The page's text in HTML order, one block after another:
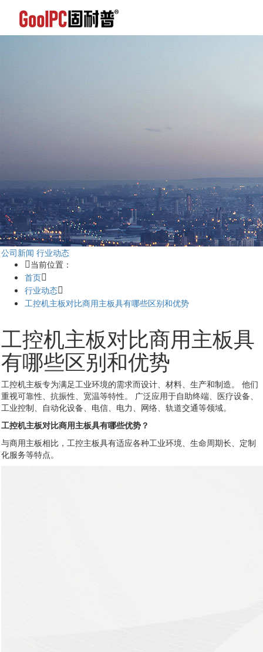
公司新闻 行业动态
当前位置：
首页
行业动态
工控机主板对比商用主板具有哪些区别和优势
工控机主板对比商用主板具
有哪些区别和优势
工控机主板专为满足工业环境的需求而设计、材料、生产和制造。 他们
重视可靠性、抗振性、宽温等特性。 广泛应用于自助终端、医疗设备、
工业控制、自动化设备、电信、电力、网络、轨道交通等领域。
工控机主板对比商用主板具有哪些优势？
与商用主板相比，工控主板具有适应各种工业环境、生命周期长、定制
化服务等特点。